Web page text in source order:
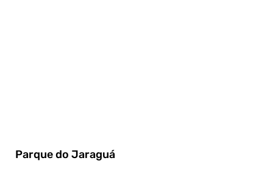
Parque do Jaraguá